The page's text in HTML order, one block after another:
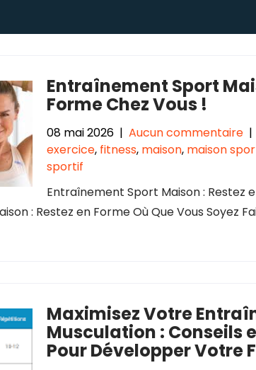
Entraînement Sport
Forme Chez Vous !
08 mai 2026 | Aucun commentaire |
exercice, fitness, maison, maison
sportif
Entraînement Sport Maison : Restez
: Restez en Forme Où Que Vous Soyez
Maximisez Votre
Musculation : Conseils
Pour Développer Votre